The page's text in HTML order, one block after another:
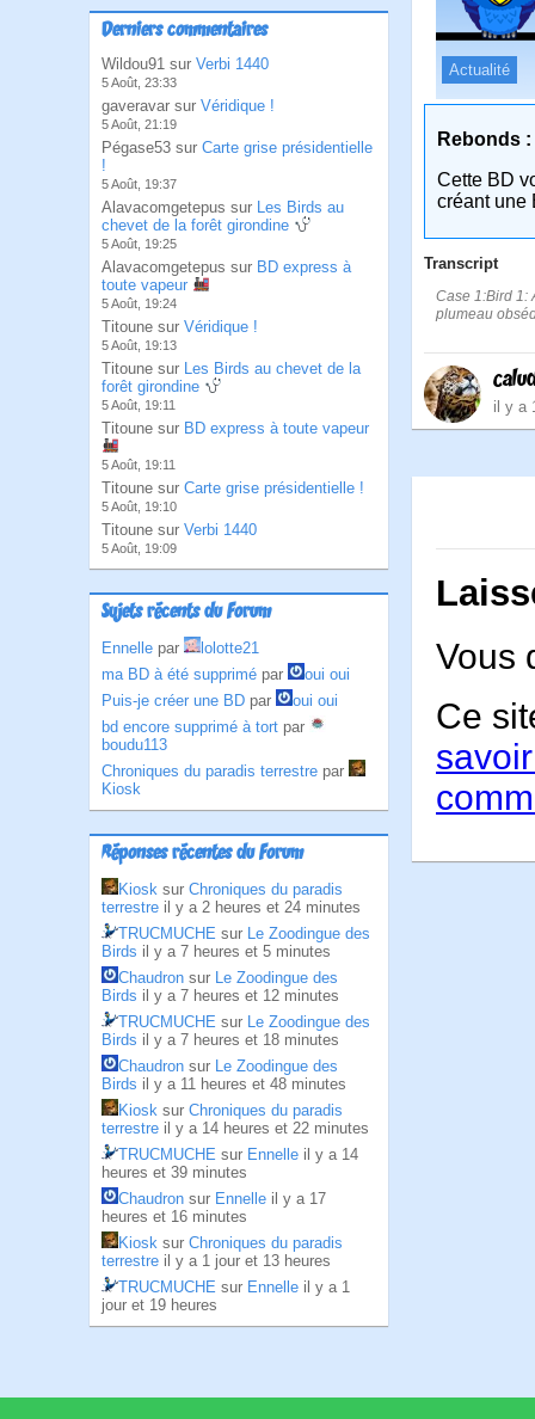
Derniers commentaires
Wildou91 sur Verbi 1440
5 Août, 23:33
gaveravar sur Véridique !
5 Août, 21:19
Pégase53 sur Carte grise présidentielle
!
5 Août, 19:37
Alavacomgetepus sur Les Birds au
chevet de la forêt girondine
5 Août, 19:25
Alavacomgetepus sur BD express à
toute vapeur
5 Août, 19:24
Titoune sur Véridique !
5 Août, 19:13
Titoune sur Les Birds au chevet de la
forêt girondine
5 Août, 19:11
Titoune sur BD express à toute vapeur
5 Août, 19:11
Titoune sur Carte grise présidentielle !
5 Août, 19:10
Titoune sur Verbi 1440
5 Août, 19:09
Sujets récents du Forum
Ennelle par
lolotte21
ma BD à été supprimé par
oui oui
Puis-je créer une BD par
oui oui
bd encore supprimé à tort par
boudu113
Chroniques du paradis terrestre par
Kiosk
Réponses récentes du Forum
Kiosk sur Chroniques du paradis
terrestre il y a 2 heures et 24 minutes
TRUCMUCHE sur Le Zoodingue des
Birds il y a 7 heures et 5 minutes
Chaudron sur Le Zoodingue des
Birds il y a 7 heures et 12 minutes
TRUCMUCHE sur Le Zoodingue des
Birds il y a 7 heures et 18 minutes
Chaudron sur Le Zoodingue des
Birds il y a 11 heures et 48 minutes
Kiosk sur Chroniques du paradis
terrestre il y a 14 heures et 22 minutes
TRUCMUCHE sur Ennelle il y a 14
heures et 39 minutes
Chaudron sur Ennelle il y a 17
heures et 16 minutes
Kiosk sur Chroniques du paradis
terrestre il y a 1 jour et 13 heures
TRUCMUCHE sur Ennelle il y a 1
jour et 19 heures
Actualité
Rebonds :
Cette BD
créant une
Transcript
Case 1:Bird 1:
plumeau
il y a
Vous
Ce